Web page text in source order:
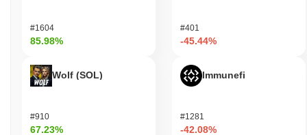
합은 암호화폐를 통해 재정적 미래를 확보하고자 하는 개인들에게
토큰이 암호화폐 생태계 내에서 특히 퇴직 계획 및 투자 분야에서
지속적으로 관련성을 유지하고 있음을 지지합니다.
퇴직 토큰은 주로 개인 투자자와 퇴직자를 위해 설계되어, 그들이
#1604
85.98%
Wolf (SOL)
#910
67.23%
#401
-45.44%
Immunefi
#1281
-42.08%